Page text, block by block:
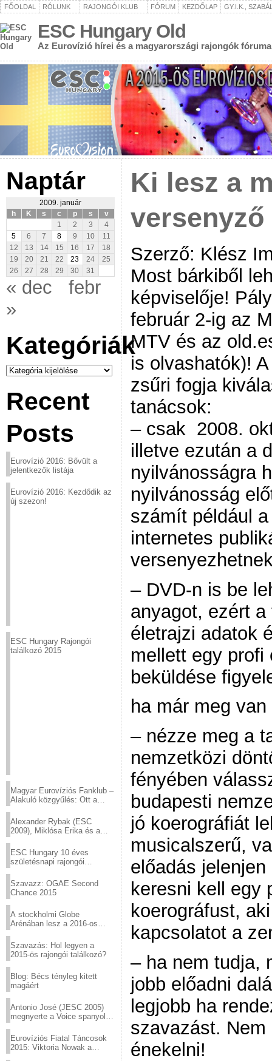
FŐOLDAL RÓLUNK RAJONGÓI KLUB FÓRUM KEZDŐLAP GY.I.K.,
ESC Hungary Old
Az Eurovízió hírei és a magyarországi rajongók fóruma
Naptár
2009. január
h
K s c p s
v
1
2 3
4
5
6 7 8 9 10
11
12
13 14 15 16 17
18
19
20 21 22 23 24
25
26
27 28 29 30 31
« dec
febr
»
Kategóriák
Kategóriák
Recent
Posts
Eurovízió 2016: Bővült a
jelentkezők listája
Eurovízió 2016: Kezdődik az
új szezon!
ESC Hungary Rajongói
találkozó 2015
Magyar Eurovíziós Fanklub –
Alakuló közgyűlés: Ott a
Alexander Rybak (ESC
2009), Miklósa Erika és a
sztárjai a Margitszigeten
ESC Hungary 10 éves
születésnapi rajongói
Szavazz: OGAE Second
Chance 2015
A stockholmi Globe
Arénában lesz a 2016-os
Szavazás: Hol legyen a
2015-ös rajongói találkozó?
Blog: Bécs tényleg kitett
magáért
Antonio José (JESC 2005)
megnyerte a Voice spanyol
Eurovíziós Fiatal Táncosok
2015: Viktoria Nowak a
Ki lesz a
Szerző: Klész
Most bárkiből
képviselője!
február 2-ig az
MTV és az
is olvashatók)!
zsűri fogja
tanácsok:
– csak 2008.
illetve ezután a
nyilvánosságra
nyilvánosság
számít például
internetes
– DVD-n is be
anyagot, ezért
életrajzi adatok
mellett egy profi
beküldése
ha már meg
– nézze meg a
nemzetközi
fényében
budapesti
jó koerográfiát
musicalszerű,
előadás
keresni kell egy
koerográfust,
kapcsolatot a
– ha nem tudja,
jobb előadni
legjobb ha
szavazást.
énekelni!